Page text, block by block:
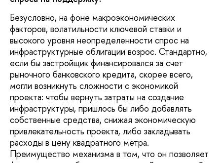
Безусловно, на фоне макроэкономических
факторов, волатильности ключевой ставки и
высокого уровня неопределенности спрос на
инфраструктурные облигации возрос. Стандартно,
если бы застройщик финансировался за счет
рыночного банковского кредита, скорее всего,
могли возникнуть сложности с экономикой
проекта: чтобы вернуть затраты на создание
инфраструктуры, пришлось бы либо добавлять
собственные средства, снижая экономическую
привлекательность проекта, либо закладывать
расходы в цену квадратного метра.
Преимущество механизма в том, что он позволяет